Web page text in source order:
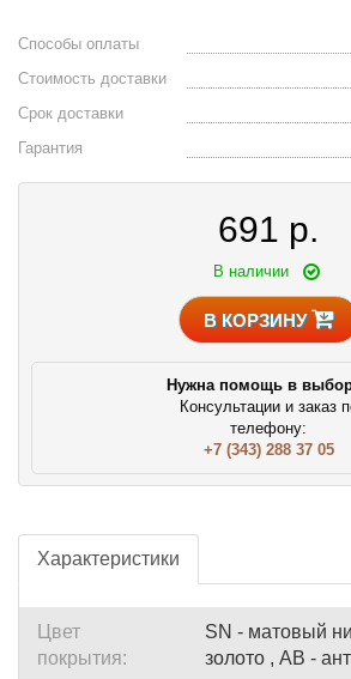
Способы оплаты
Стоимость доставки
Срок доставки
Гарантия
691 р.
В наличии
В КОРЗИНУ
Нужна помощь в
Консультации и заказ
телефону:
+7 (343) 288 37 05
Характеристики
Цвет
покрытия:
SN - матовый
золото , AB -